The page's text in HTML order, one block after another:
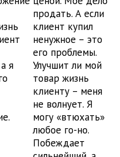
я
продать. А если
клиент купил
ненужное – это
его проблемы.
Улучшит ли мой
товар жизнь
клиенту – меня
не волнует. Я
могу «втюхать»
любое го-но.
Побеждает